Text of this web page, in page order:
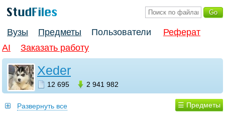
Вузы Предметы Пользователи
Реферат
AI
Заказать работу
Xeder
12 695 2 941 982
☰ Предметы
Развернуть все